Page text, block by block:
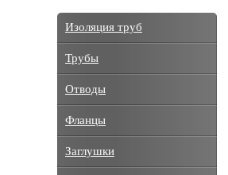
Изоляция труб
Трубы
Отводы
Фланцы
Заглушки